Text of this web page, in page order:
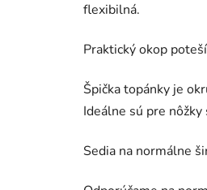
flexibilná.
Praktický okop
Špička topánky je
Ideálne sú pre
Sedia na normálne